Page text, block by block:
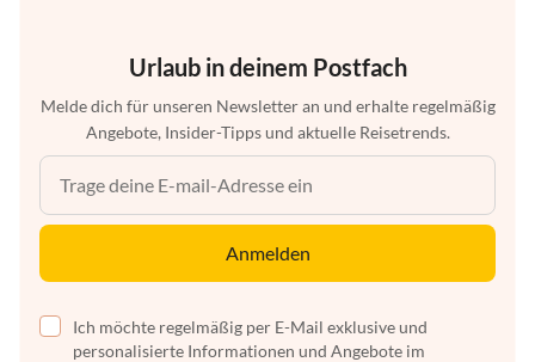
Urlaub in deinem Postfach
Melde dich für unseren Newsletter an und erhalte regelmäßig
Angebote, Insider-Tipps und aktuelle Reisetrends.
Anmelden
Ich möchte regelmäßig per E-Mail exklusive und
personalisierte Informationen und Angebote im